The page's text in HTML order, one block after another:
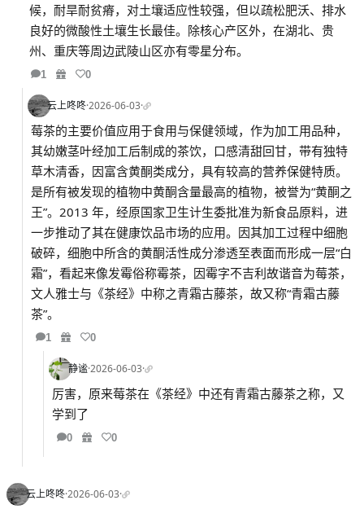
候，耐旱耐贫瘠，对土壤适应性较强，但以疏松肥沃、排水
良好的微酸性土壤生长最佳。除核心产区外，在湖北、贵
州、重庆等周边武陵山区亦有零星分布。
1 0
云上咚咚·2026-06-03·
莓茶的主要价值应用于食用与保健领域，作为加工用品种，
其幼嫩茎叶经加工后制成的茶饮，口感清甜回甘，带有独特
草木清香，因富含黄酮类成分，具有较高的营养保健特质。
是所有被发现的植物中黄酮含量最高的植物，被誉为“黄酮之
王”。2013 年，经原国家卫生计生委批准为新食品原料，进
一步推动了其在健康饮品市场的应用。因其加工过程中细胞
破碎，细胞中所含的黄酮活性成分渗透至表面而形成一层“白
霜”，看起来像发霉俗称霉茶，因霉字不吉利故谐音为莓茶，
文人雅士与《茶经》中称之青霜古藤茶，故又称“青霜古藤
茶”。
1 0
静谧·2026-06-03·
厉害，原来莓茶在《茶经》中还有青霜古藤茶之称，又
学到了
0 0
云上咚咚·2026-06-03·